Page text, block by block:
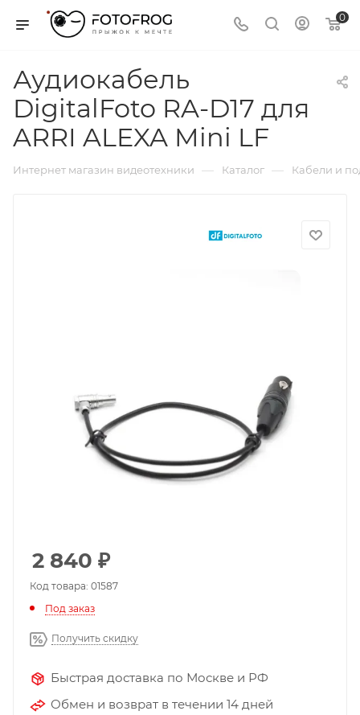
0
Аудиокабель
DigitalFoto RA-D17 для
ARRI ALEXA Mini LF
Интернет магазин видеотехники — Каталог — Кабели и
2 840 ₽
Код товара: 01587
Под заказ
Получить скидку
Быстрая доставка по Москве и РФ
Обмен и возврат в течении 14 дней